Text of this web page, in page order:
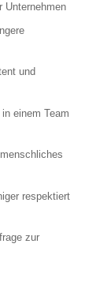
Unternehmen
und
einem Team
respektiert
zur